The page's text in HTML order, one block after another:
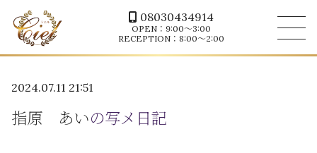
08030434914
OPEN：9:00～3:00
RECEPTION：8:00～2:00
2024.07.11 21:51
指原 あいの写メ日記